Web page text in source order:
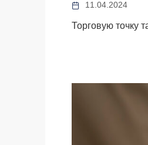
11.04.2024
Торговую точку